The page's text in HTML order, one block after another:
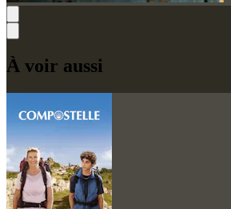
À voir aussi